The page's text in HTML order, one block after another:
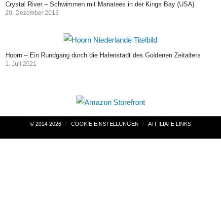
Crystal River – Schwimmen mit Manatees in der Kings Bay (USA)
20. Dezember 2013
Hoorn – Ein Rundgang durch die Hafenstadt des Goldenen Zeitalters
1. Juli 2021
Beitragsnavigation
© 2014-2026 COOKIE EINSTELLUNGEN AFFILIATE LINKS